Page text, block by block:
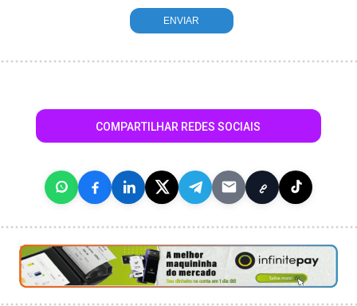
COMPARTILHAR REDES SOCIAIS